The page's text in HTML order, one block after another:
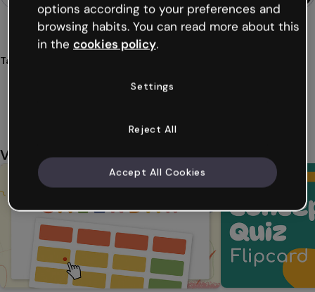
Tags
Vous aimerez aussi
options according to your preferences and
browsing habits. You can read more about this
in the cookies policy.
Settings
Reject All
Accept All Cookies